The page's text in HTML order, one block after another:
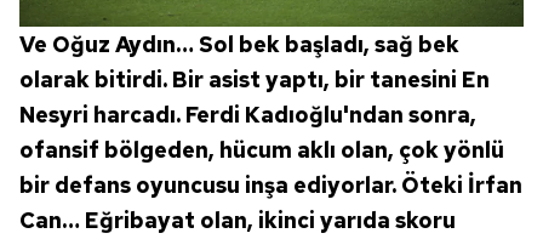
Ve Oğuz Aydın… Sol bek başladı, sağ bek
olarak bitirdi. Bir asist yaptı, bir tanesini En
Nesyri harcadı. Ferdi Kadıoğlu'ndan sonra,
ofansif bölgeden, hücum aklı olan, çok yönlü
bir defans oyuncusu inşa ediyorlar. Öteki İrfan
Can… Eğribayat olan, ikinci yarıda skoru